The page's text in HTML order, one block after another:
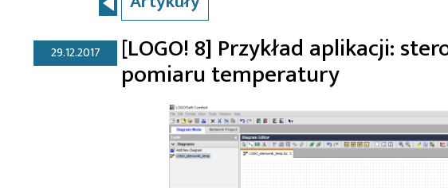
29.12.2017 [LOGO! 8] Przykład aplikacji:
pomiaru temperatury